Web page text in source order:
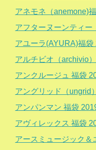
アネモネ（anemone)
アフターヌーンティー
アユーラ(AYURA)福袋
アルチビオ（archivio
アンクルージュ 福袋
アングリッド（ungrid
アンパンマン 福袋
アヴィレックス 福袋
アースミュージック＆